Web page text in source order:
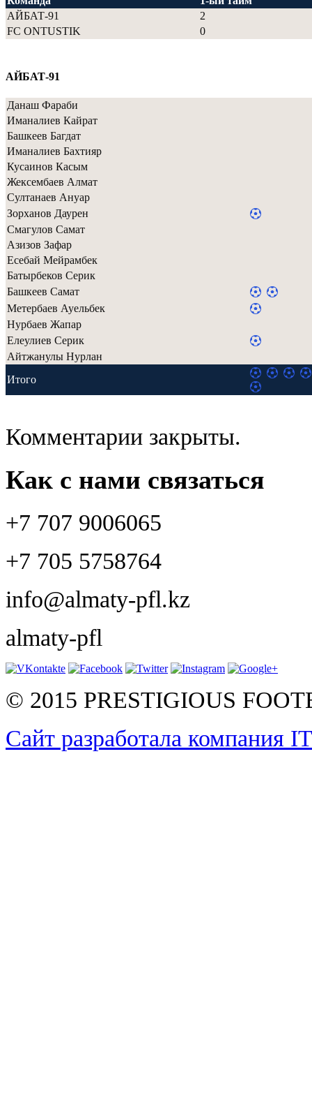
АЙБАТ-91
2
FC ONTUSTIK
0
АЙБАТ-91
Данаш Фараби
Иманалиев Кайрат
Башкеев Багдат
Иманалиев Бахтияр
Кусаинов Касым
Жексембаев Алмат
Султанаев Ануар
Зорханов Даурен
Смагулов Самат
Азизов Зафар
Есебай Мейрамбек
Батырбеков Серик
Башкеев Самат
Метербаев Ауельбек
Нурбаев Жапар
Елеулиев Серик
Айтжанулы Нурлан
Итого
Комментарии закрыты.
Как с нами связаться
+7 707 9006065
+7 705 5758764
info@almaty-pfl.kz
almaty-pfl
© 2015 PRESTIGIOUS
Сайт разработала компания